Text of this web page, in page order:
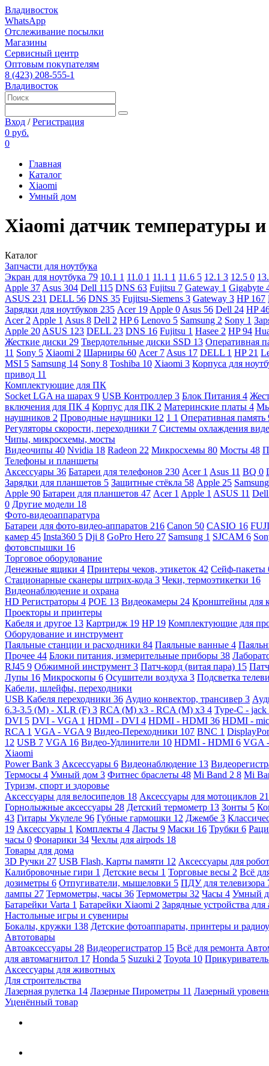
Владивосток
WhatsApp
Отслеживание посылки
Магазины
Сервисный центр
Оптовым покупателям
8 (423) 208-555-1
Владивосток
Вход /Регистрация
0 руб.
0
Главная
Каталог
Xiaomi
Умный дом
Xiaomi датчик температуры
Каталог
Запчасти для ноутбука
Экран для ноутбука 79 10.1 1 11.0 1 11.1 1 11.6 5 12.1 3 12.5 0
Apple 37 Asus 304 Dell 115 DNS 63 Fujitsu 7 Gateway 1 Gigabyte
ASUS 231 DELL 56 DNS 35 Fujitsu-Siemens 3 Gateway 3 HP 167
Зарядки для ноутбуков 235 Acer 19 Apple 0 Asus 56 Dell 24 HP
Acer 2 Apple 1 Asus 8 Dell 2 HP6 Lenovo 5 Samsung 2 Sony 1
Apple 20 ASUS 123 DELL 23 DNS 16 Fujitsu 1 Hasee 2 HP94
Жесткие диски 29 Твердотельные диски SSD 13 Оперативная
11 Sony 5 Xiaomi 2 Шарниры 60 Acer 7 Asus 17 DELL 1 HP 21
MSI 5 Samsung 14 Sony 8 Toshiba 10 Xiaomi 3 Корпуса для
привод 11
Комплектующие для ПК
Socket LGA на шарах 9 USB Контроллер 3 Блок Питания 4
включения для ПК 4 Корпус для ПК 2 Материнские платы 4
наушников 2 Проводные наушники 12 1 1 Оперативная память
Регуляторы скорости, переходники 7 Системы охлаждения
Чипы, микросхемы, мосты
Видеочипы 40 Nvidia 18 Radeon 22 Микросхемы 80 Мосты 48
Телефоны и планшеты
Аксессуары 36 Батареи для телефонов 230 Acer 1 Asus 11 BQ 0
Зарядки для планшетов 5 Защитные стёкла 58 Apple 25 Samsung
Apple 90 Батареи для планшетов 47 Acer 1 Apple 1 ASUS 11 Dell
0 Другие модели 18
Фото-видеоаппаратура
Батареи для фото-видео-аппаратов 216 Canon 50 CASIO 16
камер 45 Insta360 5 Dji 8 GoPro Hero 27 Samsung 1 SJCAM 6
фотовспышки 16
Торговое оборудование
Денежные ящики 4 Принтеры чеков, этикеток 42 Сейф-пакеты
Стационарные сканеры штрих-кода 3 Чеки, термоэтикетки 16
Видеонаблюдение и охрана
HD Регистраторы 4 POE 13 Видеокамеры 24 Кронштейны для
Проекторы и принтеры
Кабеля и другое 13 Картридж 19 HP 19 Комплектующие для
Оборудование и инструмент
Паяльные станции и расходники 84 Паяльные ванные 4
Прочее 44 Блоки питания, измерительные приборы 38
RJ45 9 Обжимной инструмент 3 Патч-корд (витая пара) 15
Лупы 16 Микроскопы 6 Осушители воздуха 3 Подсветка
Кабели, шлейфы, переходники
USB Кабеля переходники 36 Аудио конвектор, трансивер 3
6.3-3.5 (M) - XLR (F) 3 RCA (M) x3 - RCA (M) x3 4 Type-C -
DVI 5 DVI - VGA 1 HDMI - DVI 4 HDMI - HDMI 36 HDMI -
RCA 1 VGA - VGA 9 Видео-Переходники 107 BNC 1
12 USB 7 VGA 16 Видео-Удлинители 10 HDMI - HDMI 6 VGA
Xiaomi
Power Bank 3 Аксессуары 6 Видеонаблюдение 13
Термосы 4 Умный дом 3 Фитнес браслеты 48 Mi Band 2 8 Mi
Туризм, спорт и здоровье
Аксессуары для велосипедов 18 Аксессуары для мотоциклов
Горнолыжные аксессуары 28 Детский термометр 13 Зонты 5
43 Гитары Укулеле 96 Губные гармошки 12 Джембе 3
19 Аксессуары 1 Комплекты 4 Ласты 9 Маски 16 Трубки 6
часы 0 Фонарики 34 Чехлы для airpods 18
Товары для дома
3D Ручки 27 USB Flash, Карты памяти 12 Аксессуары для
Калибровочные гири 1 Детские весы 1 Торговые весы 2 Всё
дозиметры 6 Отпугиватели, мышеловки 5 ПДУ для телевизора
лампы 27 Термометры, часы 36 Термометры 32 Часы 4 Умный
Батарейки Varta 1 Батарейки Xiaomi 2 Зарядные устройства для
Настольные игры и сувениры
Бокалы, кружки 138 Детские фотоаппараты, принтеры и
Автотовары
Автоаксессуары 28 Видеорегистратор 15 Всё для ремонта
для автомагнитол 17 Honda 5 Suzuki 2 Toyota 10 Прикуриватель
Аксессуары для животных
Для строительства
Лазерная рулетка 14 Лазерные Пирометры 11 Лазерный
Уценённый товар